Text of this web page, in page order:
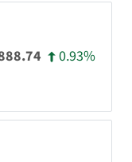
0.93%